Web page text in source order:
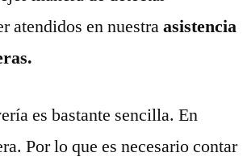
atendidos en nuestraasistencia
es bastante sencilla. En
Por lo que es necesario contar